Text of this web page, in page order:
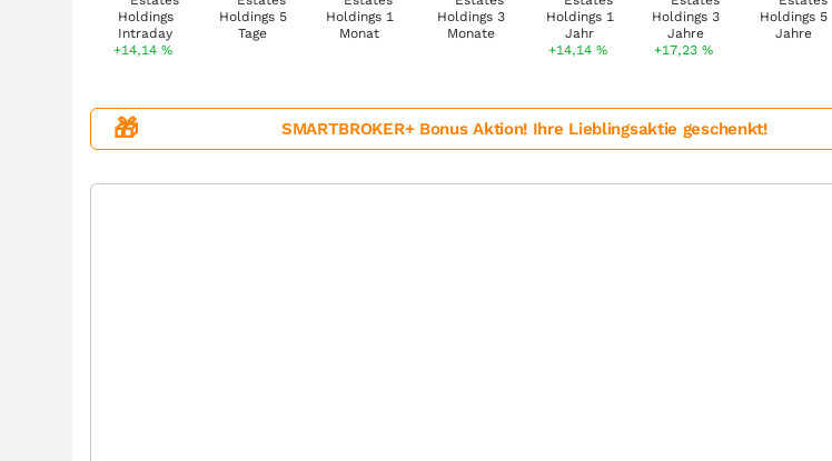
+14,14% +14,14 % +17,23%
🎁 SMARTBROKER+ Bonus Aktion! Ihre Lieblingsaktie geschenkt!